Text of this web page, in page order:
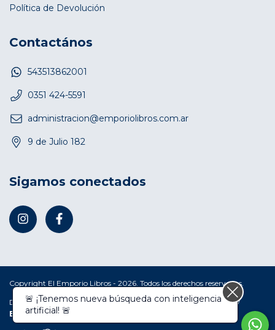
Política de Devolución
Contactános
543513862001
0351 424-5591
administracion@emporiolibros.com.ar
9 de Julio 182
Sigamos conectados
Copyright El Emporio Libros - 2026. Todos los derechos reservados.
Defensa de las y los consumidores. Para reclamos ingresá acá. /
Botón de arrepentimiento